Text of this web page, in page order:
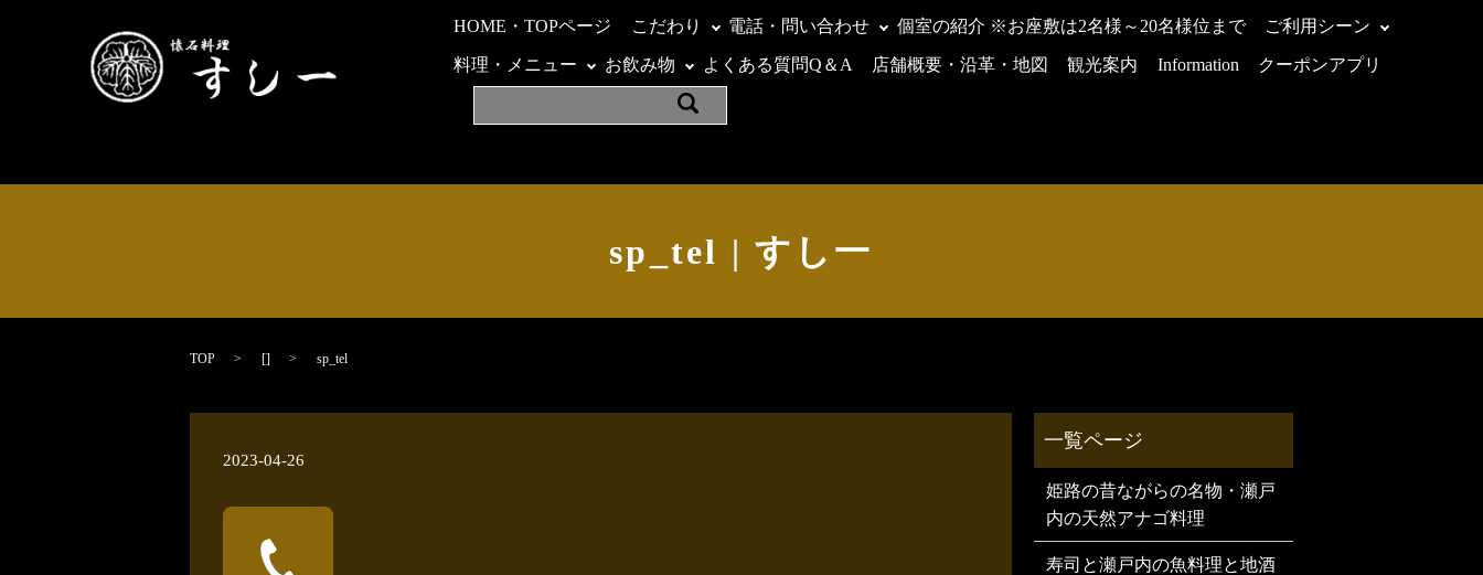
HOME・TOPページ こだわり 電話・問い合わせ 個室の紹介 ※お座敷は2名様～20名様位まで ご利用シーン
料理・メニュー お飲み物 よくある質問Q＆A 店舗概要・沿革・地図 観光案内 Information クーポンアプリ
sp_tel | すし一
TOP [] sp_tel
2023-04-26
姫路の昔ながらの名物・瀬戸
内の天然アナゴ料理
寿司と瀬戸内の魚料理と地酒